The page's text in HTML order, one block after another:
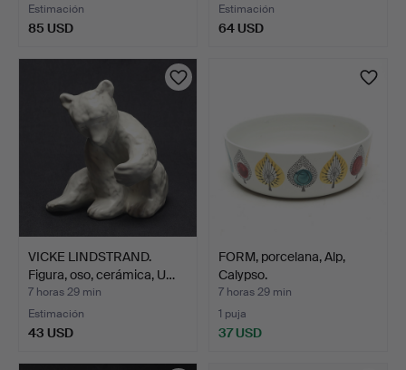
Estimación
85 USD
Estimación
64 USD
VICKE LINDSTRAND.
Figura, oso, cerámica, U…
7 horas 29 min
Estimación
43 USD
FORM, porcelana, Alp,
Calypso.
7 horas 29 min
1 puja
37 USD